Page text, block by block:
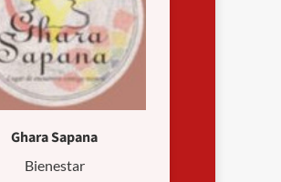
Ghara Sapana
Bienestar